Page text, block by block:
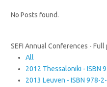
No Posts found.
SEFI Annual Conferences - Full
All
2012 Thessaloniki - ISBN
2013 Leuven - ISBN 978-